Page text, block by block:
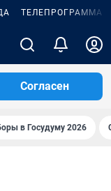
ТЕЛЕПРОГРАММА
Согласен
в Госудуму 2026